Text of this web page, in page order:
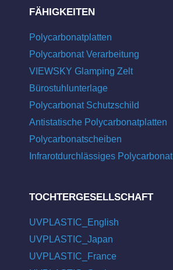
FÄHIGKEITEN
Polycarbonatplatten
Polycarbonat Verarbeitung
VIEWSKY Glamping Zelt
Bürostuhlunterlage
Polycarbonat Schutzschild
Antistatische Polycarbonatplatten
Polycarbonatscheiben
Infrarotdurchlässiges Polycarbonat
TOCHTERGESELLSCHAFT
UVPLASTIC_English
UVPLASTIC_Japan
UVPLASTIC_France